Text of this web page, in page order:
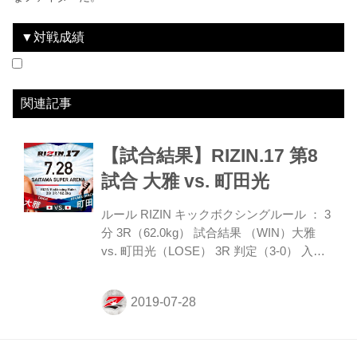
▼対戦成績
関連記事
【試合結果】RIZIN.17 第8
試合 大雅 vs. 町田光
ルール RIZIN キックボクシングルール ： 3
分 3R（62.0kg） 試合結果 （WIN）大雅
vs. 町田光（LOSE） 3R 判定（3-0） 入場
を詰めていくが、大雅はノーモーションの
左ストレートをいきなりヒットさせる。町